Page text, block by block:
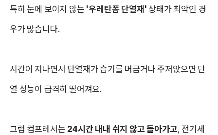
특히 눈에 보이지 않는 '우레탄폼 단열재'상태가 최악인 경
우가 많습니다.
시간이 지나면서 단열재가 습기를 머금거나 주저앉으면 단
열 성능이 급격히 떨어져요.
그럼 컴프레셔는 24시간 내내 쉬지 않고 돌아가고, 전기세